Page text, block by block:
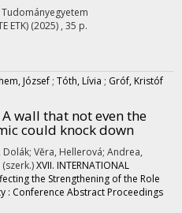
Tudományegyetem
ETK) (2025) , 35 p.
József ; Tóth, Lívia ; Gróf, Kristóf
wall that not even the
could knock down
Věra, Hellerová; Andrea,
XVII. INTERNATIONAL
the Strengthening of the Role
: Conference Abstract Proceedings